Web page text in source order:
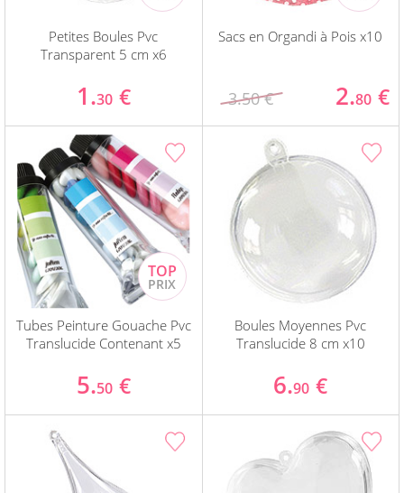
Petites Boules Pvc
Transparent 5 cm x6
1.30 €
Sacs en Organdi à Pois x10
3.50 € 2.80 €
Tubes Peinture Gouache Pvc
Translucide Contenant x5
5.50 €
Boules Moyennes Pvc
Translucide 8 cm x10
6.90 €